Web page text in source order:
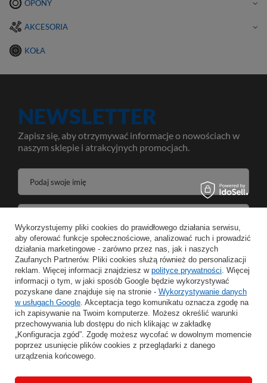
OPONY
AKCESORIA
KOŁA
NEWSLETTER
Zapisz się, aby otrzymywać informacje o nowościach w
naszym sklepie i atrakcyjnych promocjach.
Podaj swoje imię
Wyrażam zgodę na przetwarzanie moich danych osobowych w celeach oraz zakresie realizacji usług Newsletter w
ZAPISZ
INFORMACJE
Wykorzystujemy pliki cookies do prawidłowego działania serwisu,
aby oferować funkcje społecznościowe, analizować ruch i prowadzić
działania marketingowe - zarówno przez nas, jak i naszych
Zaufanych Partnerów. Pliki cookies służą również do personalizacji
reklam. Więcej informacji znajdziesz w polityce prywatności. Więcej
informacji o tym, w jaki sposób Google będzie wykorzystywać
pozyskane dane znajduje się na stronie - Wykorzystywanie danych
w usługach Google. Akceptacja tego komunikatu oznacza zgodę na
ich zapisywanie na Twoim komputerze. Możesz określić warunki
przechowywania lub dostępu do nich klikając w zakładkę
„Konfiguracja zgód”. Zgodę możesz wycofać w dowolnym momencie
poprzez usunięcie plików cookies z przeglądarki z danego
urządzenia końcowego.